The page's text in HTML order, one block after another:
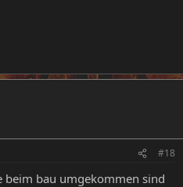
#18
beim bau umgekommen sind